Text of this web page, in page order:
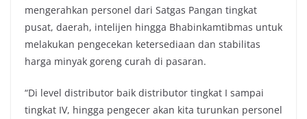
mengerahkan personel dari Satgas Pangan tingkat
pusat, daerah, intelijen hingga Bhabinkamtibmas untuk
melakukan pengecekan ketersediaan dan stabilitas
harga minyak goreng curah di pasaran.
“Di level distributor baik distributor tingkat I sampai
tingkat IV, hingga pengecer akan kita turunkan personel